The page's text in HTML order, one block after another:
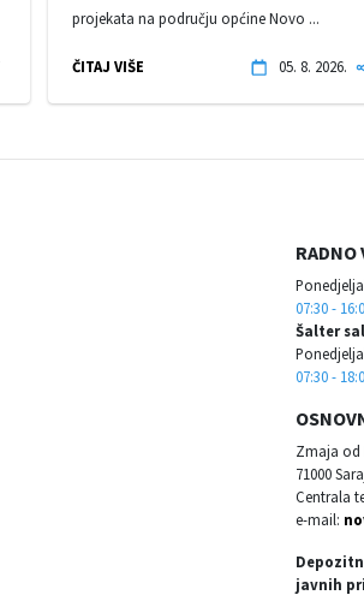
projekata na području općine Novo ...
ČITAJ VIŠE 05. 8. 2026.
RADNO
07:30 -
Šalter
07:30 -
Zmaja od
71000
Centrala
e-mail:
javnih